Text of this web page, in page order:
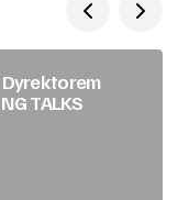
Dyrektorem
TALKS